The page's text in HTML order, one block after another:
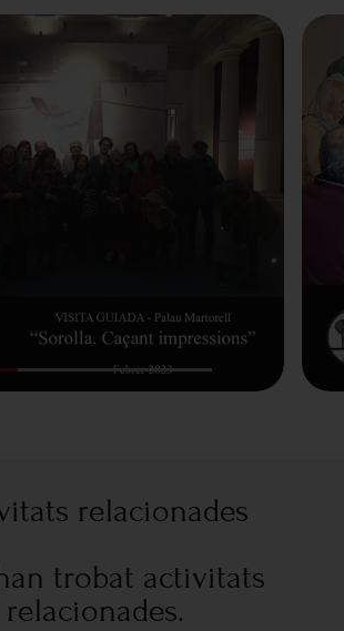
relacionades
trobat activitats
relacionades.